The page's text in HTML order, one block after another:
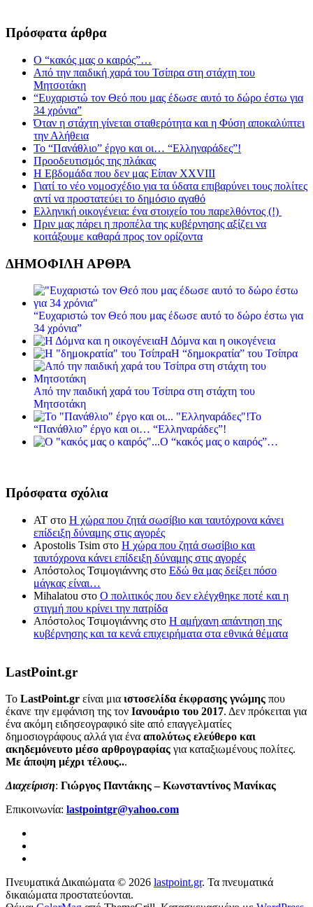
Πρόσφατα άρθρα
Ο “κακός μας ο καιρός”…
Από την παιδική χαρά του Τσίπρα στη στάχτη του
Μητσοτάκη
“Ευχαριστώ τον Θεό που μας έδωσε αυτό το δώρο έστω για
34 χρόνια”
Όταν η στάχτη γίνεται σταθερότητα και η Φύση αποκαλύπτει
την Αλήθεια
Το “Πανάθλιο” έργο και οι… “Ελληναράδες”!
Προοδευτισμός της πλάκας
Η Εβδομάδα που δεν μας Είπαν XXVIII
Γιατί το νέο νομοσχέδιο για τα ύδατα επιβαρύνει τους πολίτες
αντί να προστατεύει το δημόσιο αγαθό
Ελληνική οικογένεια: ένα στοιχείο του παρελθόντος (!)
Πριν μας πάρει η προπέλα της κυβέρνησης αξίζει να
κοιτάξουμε καθαρά προς τον ορίζοντα
ΔΗΜΟΦΙΛΗ ΑΡΘΡΑ
“Ευχαριστώ τον Θεό που μας έδωσε αυτό το δώρο έστω για
34 χρόνια”
Η Δόμνα και η οικογένεια
Η “δημοκρατία” του Τσίπρα
Από την παιδική χαρά του Τσίπρα στη στάχτη του
Μητσοτάκη
Το
“Πανάθλιο” έργο και οι… “Ελληναράδες”!
Ο “κακός μας ο καιρός”…
Πρόσφατα σχόλια
ΑΤ στο Η χώρα που ζητά σωσίβιο και ταυτόχρονα κάνει
επίδειξη δύναμης στις αγορές
Apostolis Tsim στο Η χώρα που ζητά σωσίβιο και
ταυτόχρονα κάνει επίδειξη δύναμης στις αγορές
Απόστολος Τσιμογιάννης στο Εδώ θα μας δείξει πόσο
μάγκας είναι…
Mihalatou στο Ο πολιτικός που δεν ελέγχθηκε ποτέ και η
στιγμή που κρίνει την πατρίδα
Απόστολος Τσιμογιάννης στο Η αμήχανη απάντηση της
κυβέρνησης και τα κενά επιχειρήματα στα εθνικά θέματα
LastPoint.gr
To LastPoint.gr είναι μια ιστοσελίδα έκφρασης γνώμης που
έκανε την εμφάνιση της τον Ιανουάριο του 2017. Δεν πρόκειται για
ένα ακόμη ειδησεογραφικό site από επαγγελματίες
δημοσιογράφους αλλά για ένα απολύτως ελεύθερο και
ακηδεμόνευτο μέσο αρθρογραφίας για καταξιωμένους πολίτες.
Με άποψη μέχρι τέλους...
Διαχείριση: Γιώργος Παντάκης – Κωνσταντίνος Μανίκας
Επικοινωνία: lastpointgr@yahoo.com
Πνευματικά Δικαιώματα © 2026 lastpoint.gr. Τα πνευματικά
δικαιώματα προστατεύονται.